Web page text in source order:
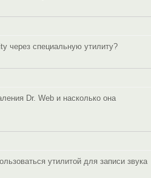
через специальную утилиту?
Dr. Web и насколько она
утилитой для записи звука